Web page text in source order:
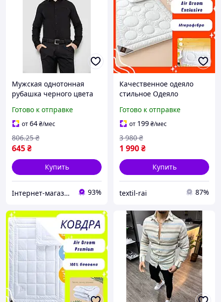
Мужская однотонная
рубашка черного цвета
качественного материала
для повседневной носки
Готово к отправке
от64₴/мес
645₴
806.25 ₴
Купить
Інтернет-магазин Look 100 Clothes 93%
Качественное одеяло
стильное Одеяло
Самые теплые одеяла
Одеяла из мягкого
материала
Готово к отправке
от 199₴/мес
1 990₴
3 980 ₴
Купить
textil-rai 87%